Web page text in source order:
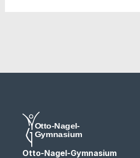
Otto-Nagel-Gymnasium